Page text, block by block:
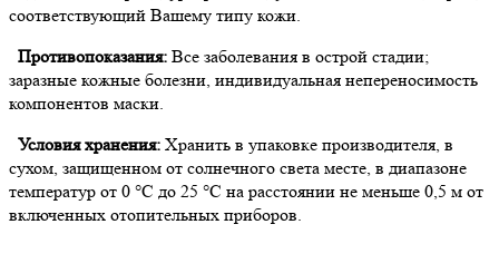
соответствующий Вашему типу кожи.
Противопоказания: Все заболевания в острой стадии;
заразные кожные болезни, индивидуальная непереносимость
компонентов маски.
Условия хранения: Хранить в упаковке производителя, в
сухом, защищенном от солнечного света месте, в диапазоне
температур от 0 °C до 25 °С на расстоянии не меньше 0,5 м от
включенных отопительных приборов.